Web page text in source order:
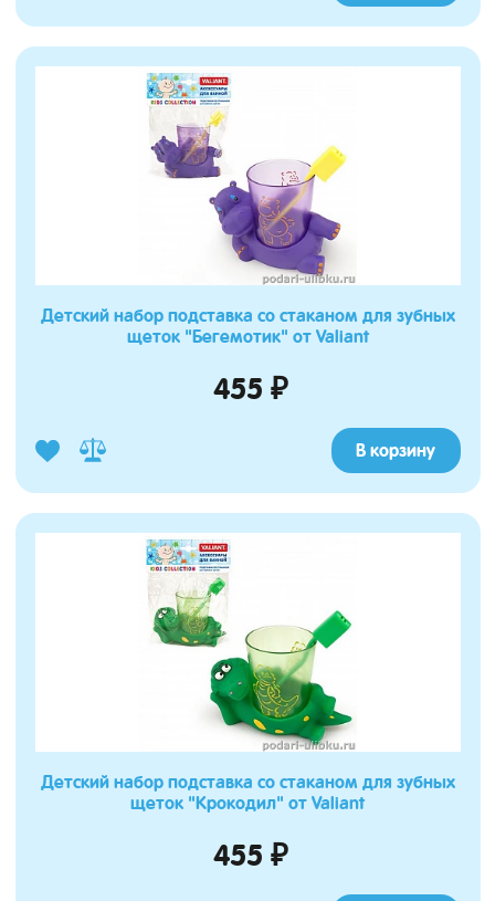
Детский набор подставка со стаканом для зубных
щеток "Бегемотик" от Valiant
455 ₽
В корзину
Детский набор подставка со стаканом для зубных
щеток "Крокодил" от Valiant
455 ₽